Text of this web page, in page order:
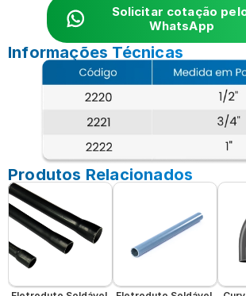
Solicitar cotação
WhatsApp
Informações Técnicas
Produtos Relacionados